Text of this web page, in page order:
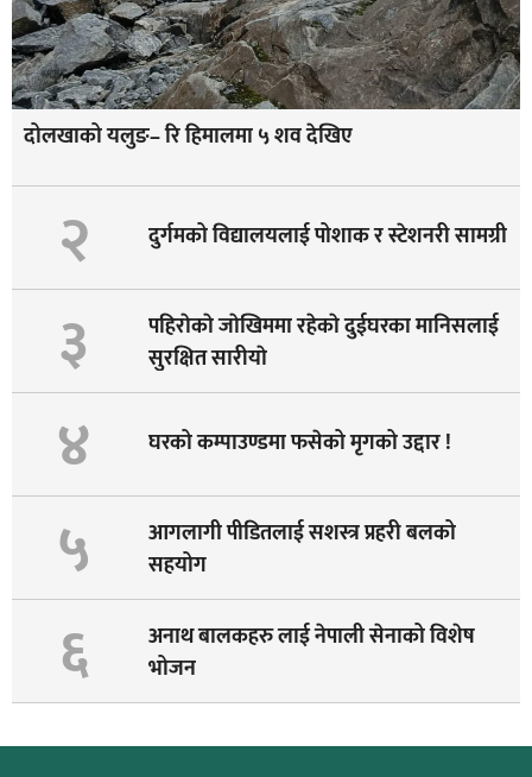
दोलखाको यलुङ– रि हिमालमा ५ शव देखिए
२ दुर्गमको विद्यालयलाई पोशाक र स्टेशनरी सामग्री
३
पहिराेकाे जाेखिममा रहेकाे दुईघरका मानिसलाई
सुरक्षित सारीयाे
४ घरको कम्पाउण्डमा फसेको मृगको उद्दार !
५
आगलागी पीडितलाई सशस्त्र प्रहरी बलको
सहयोग
६
अनाथ बालकहरु लाई नेपाली सेनाको विशेष
भोजन